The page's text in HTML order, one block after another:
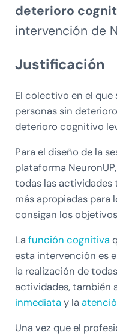
deterioro
intervención de
Justificación
El colectivo en el
personas sin
deterioro cognitivo
Para el diseño de la
plataforma
todas las actividades
más apropiadas para
consigan los
La función cognitiva
esta intervención es
la realización de
actividades, también
inmediata y la
Una vez que el